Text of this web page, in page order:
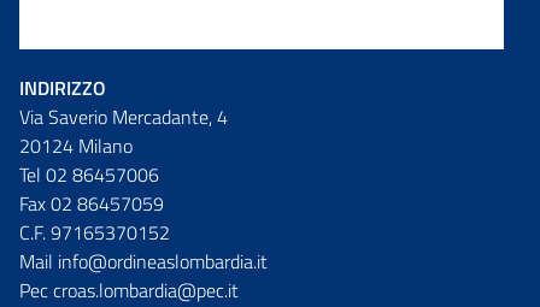
INDIRIZZO
Via Saverio Mercadante, 4
20124 Milano
Tel 02 86457006
Fax 02 86457059
C.F. 97165370152
Mail info@ordineaslombardia.it
Pec croas.lombardia@pec.it